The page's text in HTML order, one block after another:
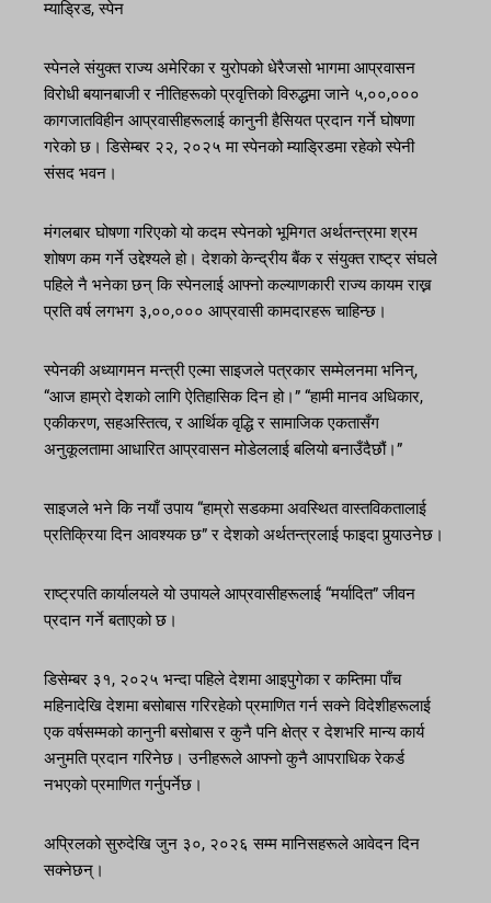
म्याड्रिड, स्पेन
स्पेनले संयुक्त राज्य अमेरिका र युरोपको धेरैजसो भागमा आप्रवासन
विरोधी बयानबाजी र नीतिहरूको प्रवृत्तिको विरुद्धमा जाने ५,००,०००
कागजातविहीन आप्रवासीहरूलाई कानुनी हैसियत प्रदान गर्ने घोषणा
गरेको छ। डिसेम्बर २२, २०२५ मा स्पेनको म्याड्रिडमा रहेको स्पेनी
संसद भवन।
मंगलबार घोषणा गरिएको यो कदम स्पेनको भूमिगत अर्थतन्त्रमा श्रम
शोषण कम गर्ने उद्देश्यले हो। देशको केन्द्रीय बैंक र संयुक्त राष्ट्र संघले
पहिले नै भनेका छन् कि स्पेनलाई आफ्नो कल्याणकारी राज्य कायम राख्न
प्रति वर्ष लगभग ३,००,००० आप्रवासी कामदारहरू चाहिन्छ।
स्पेनकी अध्यागमन मन्त्री एल्मा साइजले पत्रकार सम्मेलनमा भनिन्,
“आज हाम्रो देशको लागि ऐतिहासिक दिन हो।” “हामी मानव अधिकार,
एकीकरण, सहअस्तित्व, र आर्थिक वृद्धि र सामाजिक एकतासँग
अनुकूलतामा आधारित आप्रवासन मोडेललाई बलियो बनाउँदैछौं।”
साइजले भने कि नयाँ उपाय “हाम्रो सडकमा अवस्थित वास्तविकतालाई
प्रतिक्रिया दिन आवश्यक छ” र देशको अर्थतन्त्रलाई फाइदा पुर्‍याउनेछ।
राष्ट्रपति कार्यालयले यो उपायले आप्रवासीहरूलाई “मर्यादित” जीवन
प्रदान गर्ने बताएको छ।
डिसेम्बर ३१, २०२५ भन्दा पहिले देशमा आइपुगेका र कम्तिमा पाँच
महिनादेखि देशमा बसोबास गरिरहेको प्रमाणित गर्न सक्ने विदेशीहरूलाई
एक वर्षसम्मको कानुनी बसोबास र कुनै पनि क्षेत्र र देशभरि मान्य कार्य
अनुमति प्रदान गरिनेछ। उनीहरूले आफ्नो कुनै आपराधिक रेकर्ड
नभएको प्रमाणित गर्नुपर्नेछ।
अप्रिलको सुरुदेखि जुन ३०, २०२६ सम्म मानिसहरूले आवेदन दिन
सक्नेछन्।